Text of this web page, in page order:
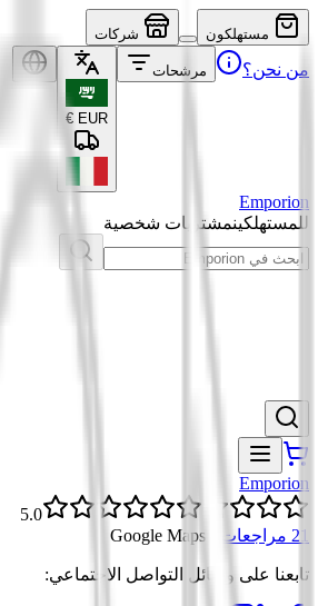
مستهلكون شركات
من نحن؟ مرشحات
EUR
€
Emporion
للمستهلكينمشتريات شخصية
Emporion
5.0
21 مراجعات
Google Maps
تابعنا على وسائل التواصل الاجتماعي: